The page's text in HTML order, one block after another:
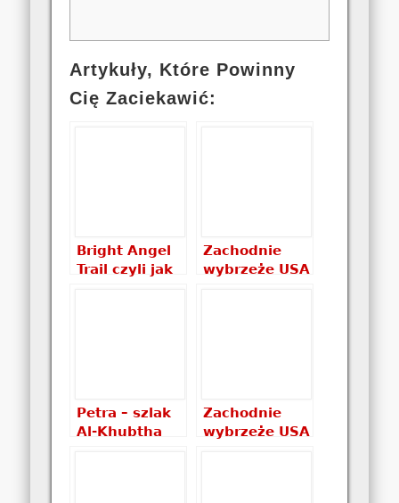
Artykuły, Które Powinny
Cię Zaciekawić:
Bright Angel
Trail czyli jak
Zachodnie
wybrzeże USA
Petra – szlak
Al-Khubtha
Zachodnie
wybrzeże USA